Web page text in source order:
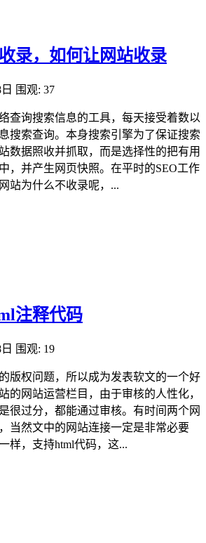
录，如何让网站收录
围观: 37
查询搜索信息的工具，每天接受着数以
搜索查询。本身搜索引擎为了保证搜索
数据照收并抓取，而是选择性的把有用
，并产生网页快照。在平时的SEO工作
站为什么不收录呢，...
注释代码
围观: 19
版权问题，所以成为发表软文的一个好
的网站运营栏目，由于审核的人性化，
很过分，都能通过审核。有时间两个网
当然文中的网站连接一定是非常必要
样，支持html代码，这...